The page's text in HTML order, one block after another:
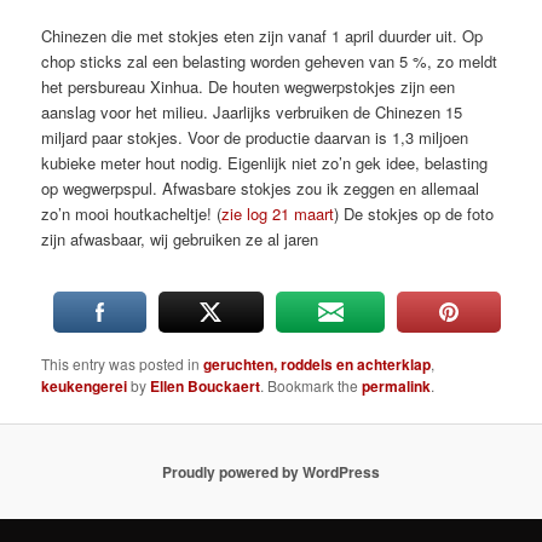
Chinezen die met stokjes eten zijn vanaf 1 april duurder uit. Op
chop sticks zal een belasting worden geheven van 5 %, zo meldt
het persbureau Xinhua. De houten wegwerpstokjes zijn een
aanslag voor het milieu. Jaarlijks verbruiken de Chinezen 15
miljard paar stokjes. Voor de productie daarvan is 1,3 miljoen
kubieke meter hout nodig. Eigenlijk niet zo’n gek idee, belasting
op wegwerpspul. Afwasbare stokjes zou ik zeggen en allemaal
zo’n mooi houtkacheltje! (zie log 21 maart) De stokjes op de foto
zijn afwasbaar, wij gebruiken ze al jaren
This entry was posted ingeruchten, roddels en achterklap,
keukengereiby Ellen Bouckaert. Bookmark thepermalink.
Proudly powered by WordPress